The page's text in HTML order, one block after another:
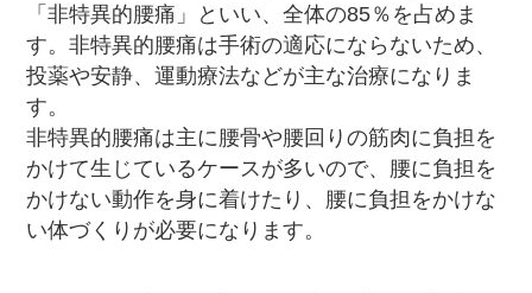
「非特異的腰痛」といい、全体の85％を占めま
す。非特異的腰痛は手術の適応にならないため、
投薬や安静、運動療法などが主な治療になりま
す。
非特異的腰痛は主に腰骨や腰回りの筋肉に負担を
かけて生じているケースが多いので、腰に負担を
かけない動作を身に着けたり、腰に負担をかけな
い体づくりが必要になります。